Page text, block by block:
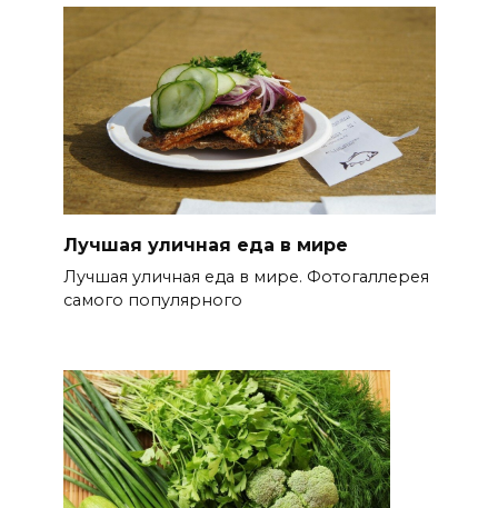
Лучшая уличная еда в мире
Лучшая уличная еда в мире. Фотогаллерея
самого популярного